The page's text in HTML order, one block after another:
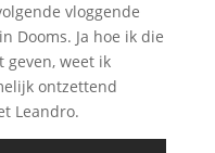
vloggende
Dooms. Ja hoe ik die
weet ik
ontzettend
Leandro.